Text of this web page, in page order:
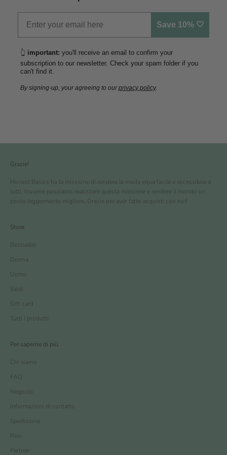
Save 10% 🤍
👆 important: you'll receive an email to confirm your
subscription to our newsletter. Check your spam folder if you
can't find it.
By signing-up, your agreeing to ourprivacy policy.
Grazie!
Honest Basics ha la missione di rendere la moda equa facile e accessibile a
tutti. Insieme possiamo realizzare questa missione e rendere il mondo un
posto leggermente migliore. Grazie per aver fatto acquisti con noi!
Store
Bestseller
Donna
Uomo
Saldi
Gift card
Tutti i prodotti
Per saperne di più
Chi siamo
FAQ
Negozio
Informazioni di contatto
Spedizione
Resi
Partner